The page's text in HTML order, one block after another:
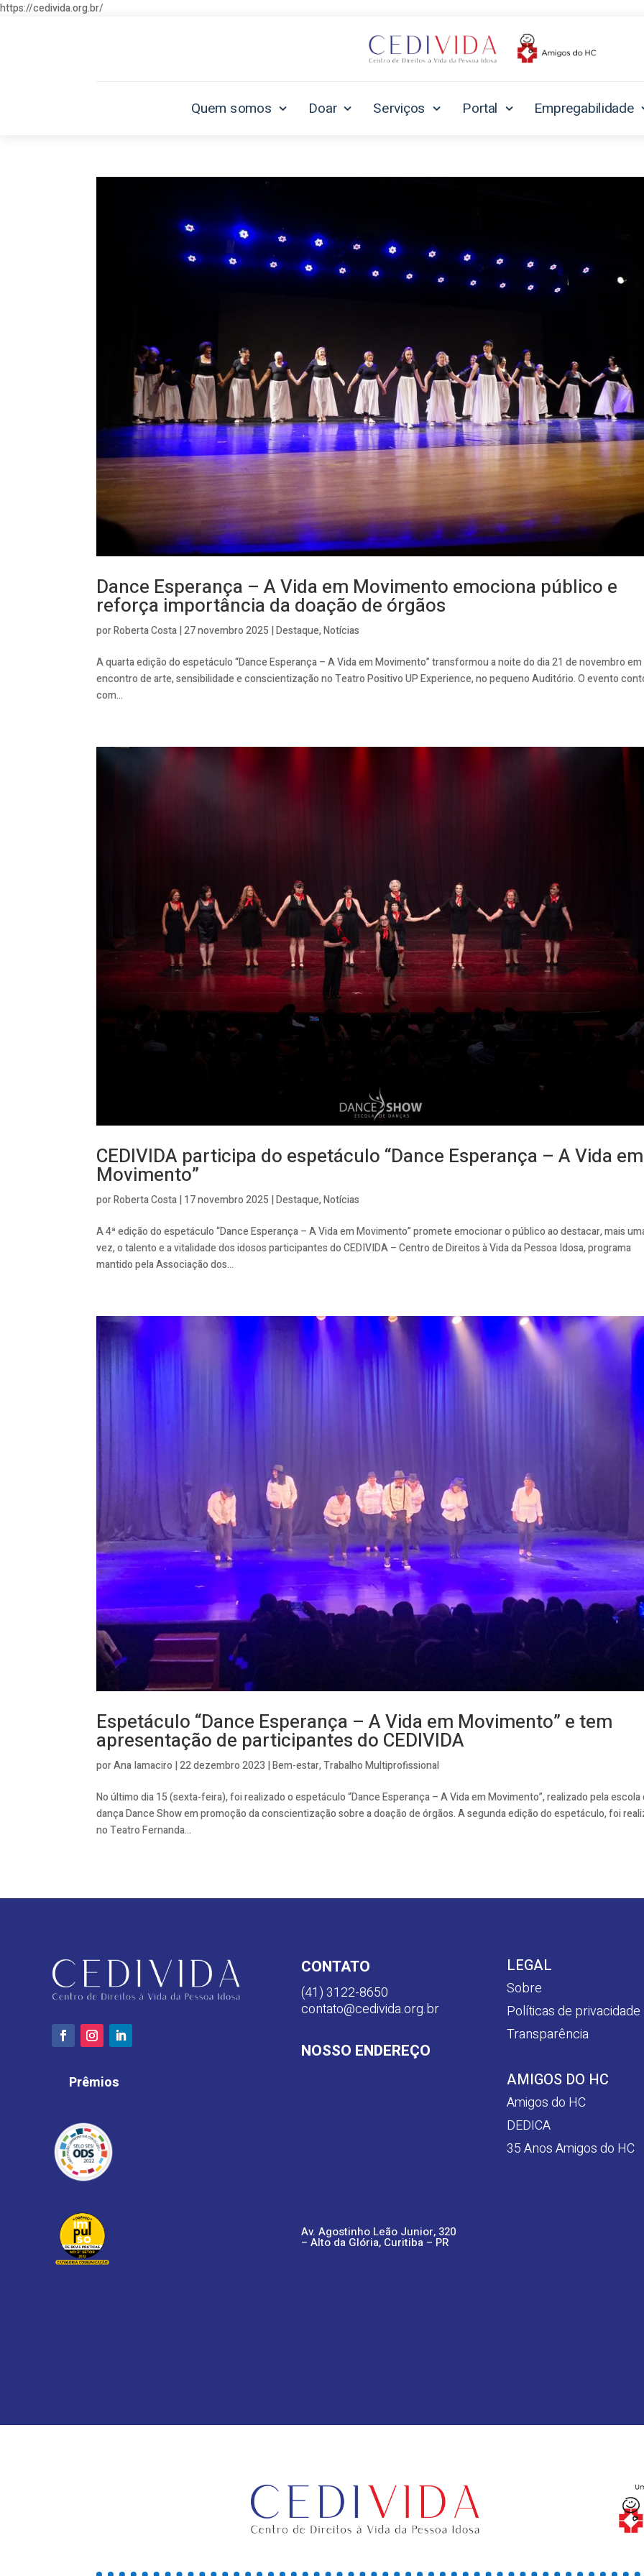
https://cedivida.org.br/
Quem somos Doar Serviços Portal Empregabilidade
Dance Esperança – A Vida em Movimento emociona público e
reforça importância da doação de órgãos
porRoberta Costa|27 novembro 2025 |Destaque,Notícias
A quarta edição do espetáculo “Dance Esperança – A Vida em Movimento” transformou a noite do dia 21 de novembro
encontro de arte, sensibilidade e conscientização no Teatro Positivo UP Experience, no pequeno Auditório. O evento
com...
CEDIVIDA participa do espetáculo “Dance Esperança – A Vida em
Movimento”
porRoberta Costa|17 novembro 2025 |Destaque,Notícias
A 4ª edição do espetáculo “Dance Esperança – A Vida em Movimento” promete emocionar o público ao destacar, mais
vez, o talento e a vitalidade dos idosos participantes do CEDIVIDA – Centro de Direitos à Vida da Pessoa Idosa, programa
mantido pela Associação dos...
Espetáculo “Dance Esperança – A Vida em Movimento” e tem
apresentação de participantes do CEDIVIDA
porAna Iamaciro |22 dezembro 2023 |Bem-estar,Trabalho Multiprofissional
No último dia 15 (sexta-feira), foi realizado o espetáculo “Dance Esperança – A Vida em Movimento”, realizado pela escola
dança Dance Show em promoção da conscientização sobre a doação de órgãos. A segunda edição do espetáculo, foi
no Teatro Fernanda...
Prêmios
CONTATO
(41) 3122-8650
contato@cedivida.org.br
NOSSO ENDEREÇO
Av. Agostinho Leão Junior, 320
– Alto da Glória, Curitiba – PR
LEGAL
Sobre
Políticas de privacidade
Transparência
AMIGOS DO HC
Amigos do HC
DEDICA
35 Anos Amigos do HC